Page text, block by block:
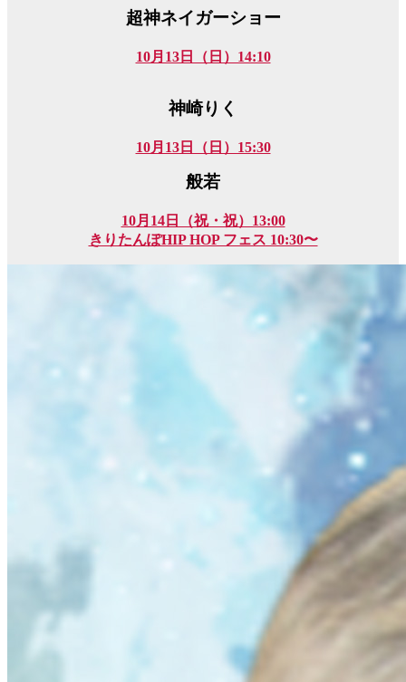
超神ネイガーショー
10月13日（日）14:10
神崎りく
10月13日（日）15:30
般若
10月14日（祝・祝）13:00
きりたんぽHIP HOP フェス 10:30〜